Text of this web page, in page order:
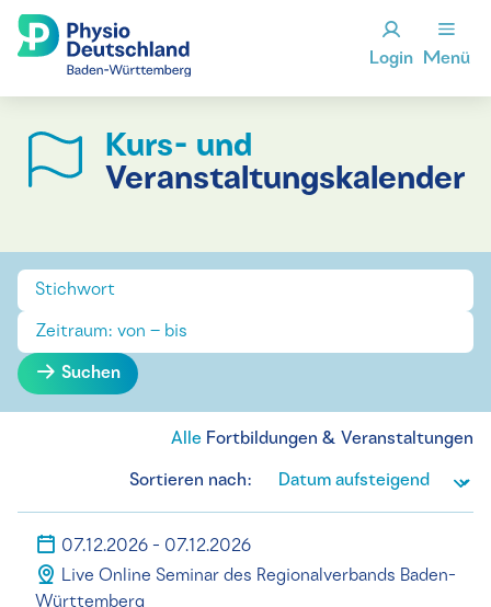
Login Menü
Kurs- und
Veranstaltungskalender
Suchen
Alle Fortbildungen & Veranstaltungen
Sortieren nach:
07.12.2026 - 07.12.2026
Live Online Seminar des Regionalverbands Baden-
Württemberg